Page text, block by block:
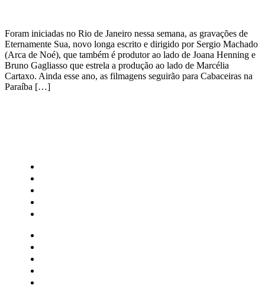
Foram iniciadas no Rio de Janeiro nessa semana, as gravações de
Eternamente Sua, novo longa escrito e dirigido por Sergio Machado
(Arca de Noé), que também é produtor ao lado de Joana Henning e
Bruno Gagliasso que estrela a produção ao lado de Marcélia
Cartaxo. Ainda esse ano, as filmagens seguirão para Cabaceiras na
Paraíba […]